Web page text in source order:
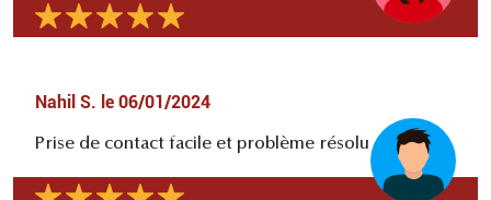
Nahil S. le 06/01/2024
Prise de contact facile et problème résolu